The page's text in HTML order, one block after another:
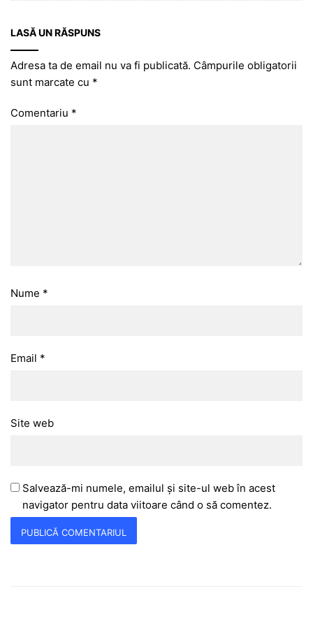
LASĂ UN RĂSPUNS
Adresa ta de email nu va fi publicată. Câmpurile obligatorii
sunt marcate cu *
Comentariu *
Nume *
Email *
Site web
Salvează-mi numele, emailul și site-ul web în acest
navigator pentru data viitoare când o să comentez.